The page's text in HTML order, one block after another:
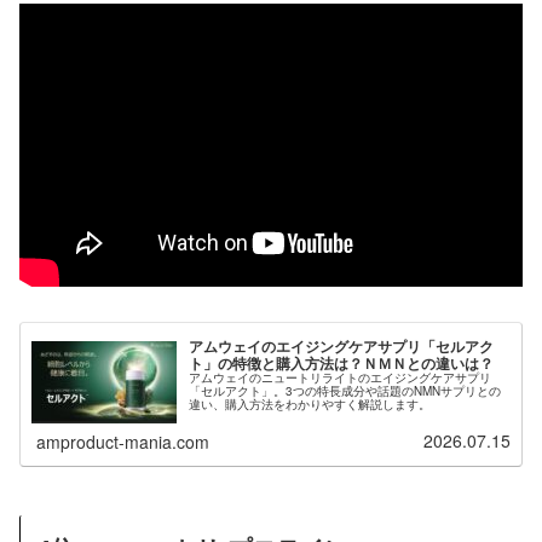
アムウェイのエイジングケアサプリ「セルアク
ト」の特徴と購入方法は？ＮＭＮとの違いは？
アムウェイのニュートリライトのエイジングケアサプリ
「セルアクト」。3つの特長成分や話題のNMNサプリとの
違い、購入方法をわかりやすく解説します。
amproduct-mania.com 2026.07.15